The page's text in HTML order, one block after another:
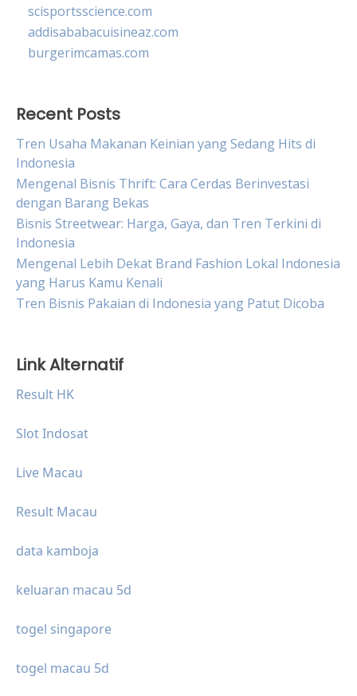
scisportsscience.com
addisababacuisineaz.com
burgerimcamas.com
Recent Posts
Tren Usaha Makanan Keinian yang Sedang Hits di
Indonesia
Mengenal Bisnis Thrift: Cara Cerdas Berinvestasi
dengan Barang Bekas
Bisnis Streetwear: Harga, Gaya, dan Tren Terkini di
Indonesia
Mengenal Lebih Dekat Brand Fashion Lokal Indonesia
yang Harus Kamu Kenali
Tren Bisnis Pakaian di Indonesia yang Patut Dicoba
Link Alternatif
Result HK
Slot Indosat
Live Macau
Result Macau
data kamboja
keluaran macau 5d
togel singapore
togel macau 5d